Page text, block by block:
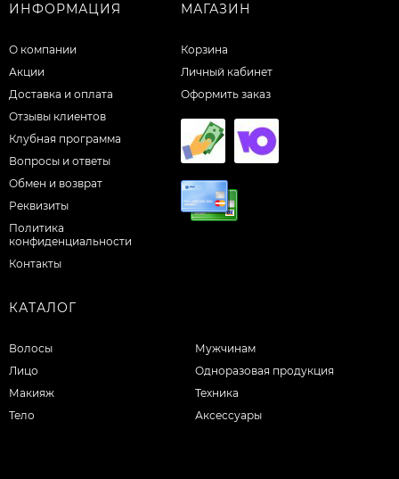
ИНФОРМАЦИЯ
О компании
Акции
Доставка и оплата
Отзывы клиентов
Клубная программа
Вопросы и ответы
Обмен и возврат
Реквизиты
Политика
конфиденциальности
Контакты
МАГАЗИН
Корзина
Личный кабинет
Оформить заказ
КАТАЛОГ
Волосы
Лицо
Макияж
Тело
Мужчинам
Одноразовая продукция
Техника
Аксессуары